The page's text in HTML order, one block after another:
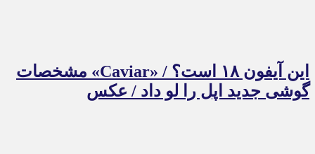
این آیفون ۱۸ است؟ / «Caviar» مشخصات
گوشی جدید اپل را لو داد / عکس